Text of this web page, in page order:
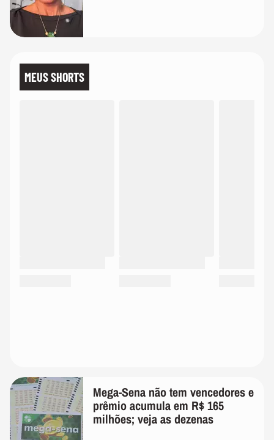
MEUS SHORTS
Mega-Sena não tem vencedores e
prêmio acumula em R$ 165
milhões; veja as dezenas